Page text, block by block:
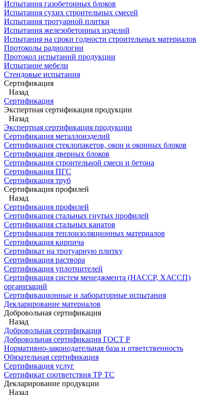
Испытания газобетонных блоков
Испытания сухих строительных смесей
Испытания тротуарной плитки
Испытания железобетонных изделий
Испытания на сроки годности строительных материалов
Протоколы радиологии
Протокол испытаний продукции
Испытание мебели
Стендовые испытания
Сертификация
Назад
Сертификация
Экспертная сертификация продукции
Назад
Экспертная сертификация продукции
Сертификация металлоизделий
Сертификация стеклопакетов, окон и оконных блоков
Сертификация дверных блоков
Сертификация строительной смеси и бетона
Сертификация ПГС
Сертификация труб
Сертификация профилей
Назад
Сертификация профилей
Сертификация стальных гнутых профилей
Сертификация стальных канатов
Сертификация теплоизоляционных материалов
Сертификация кирпича
Сертификат на тротуарную плитку
Сертификация раствора
Сертификация уплотнителей
Сертификация систем менеджмента (HACCP, ХАССП)
организаций
Сертификационные и лабораторные испытания
Декларирование материалов
Добровольная сертификация
Назад
Добровольная сертификация
Добровольная сертификация ГОСТ Р
Нормативно-законодательная база и ответственность
Обязательная сертификация
Сертификация услуг
Сертификат соответствия ТР ТС
Декларирование продукции
Назад